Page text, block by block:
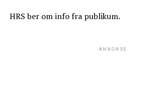
HRS ber om info fra publikum.
ANNONSE